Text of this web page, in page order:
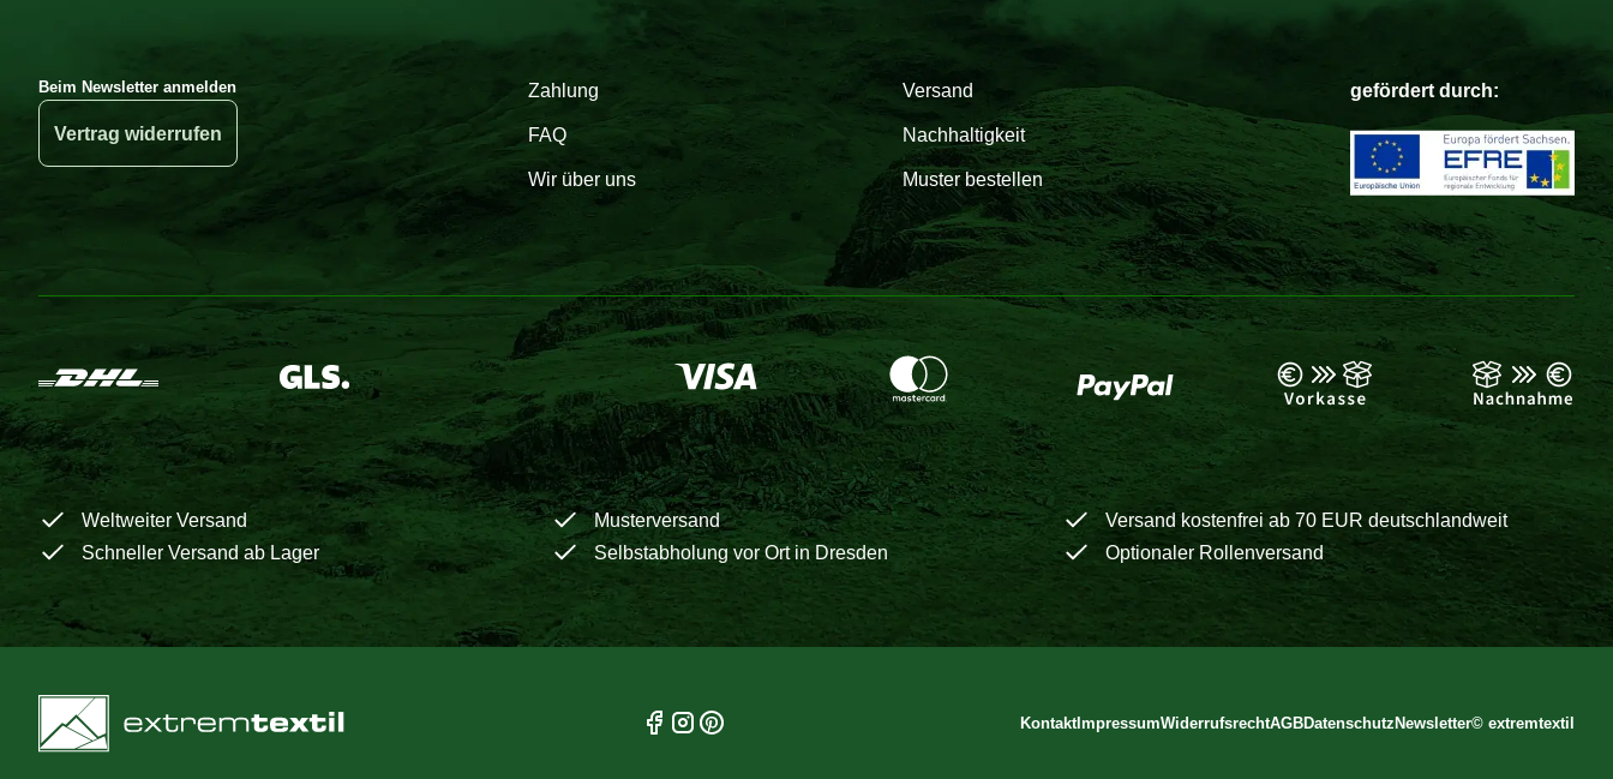
Beim Newsletter anmelden
Vertrag widerrufen
Zahlung Versand
FAQ Nachhaltigkeit
Wir über uns Muster bestellen
gefördert durch:
Weltweiter Versand Musterversand
Versand kostenfrei ab 70 EUR deutschlandweit
Schneller Versand ab Lager
Selbstabholung vor Ort in Dresden Optionaler Rollenversand
KontaktImpressumWiderrufsrechtAGBDatenschutz Newsletter© extremtextil